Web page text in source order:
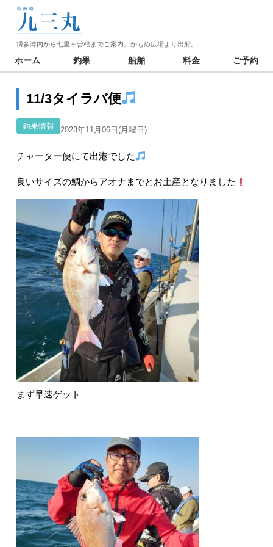
博多湾内から七里ヶ曽根までご案内。かもめ広場より出船。
ホーム 釣果 船舶 料金 ご予約
11/3タイラバ便
釣果情報 2023年11月06日(月曜日)
チャーター便にて出港でした
良いサイズの鯛からアオナまでとお土産となりました
まず早速ゲット